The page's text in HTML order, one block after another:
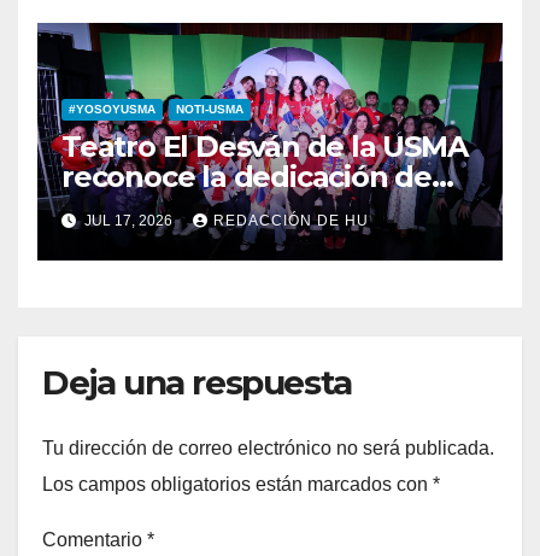
#YOSOYUSMA NOTI-USMA
Teatro El Desván de la USMA
reconoce la dedicación de
sus estudiantes en su 43
aniversario
JUL 17, 2026 REDACCIÓN DE HU
Deja una respuesta
Tu dirección de correo electrónico no será publicada.
Los campos obligatorios están marcados con *
Comentario *